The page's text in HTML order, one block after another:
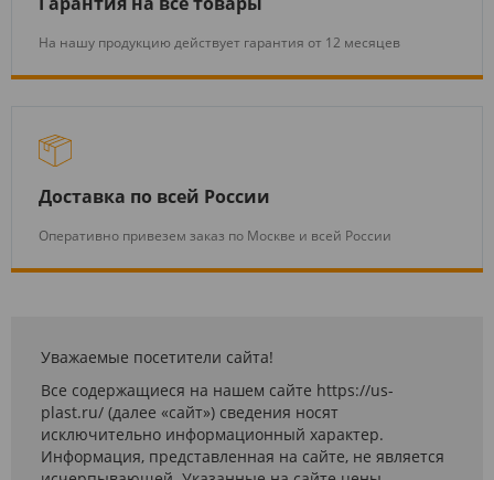
На нашу продукцию действует гарантия от 12 месяцев
Доставка по всей России
Оперативно привезем заказ по Москве и всей России
Уважаемые посетители сайта!
Все содержащиеся на нашем сайте https://us-
plast.ru/ (далее «сайт») сведения носят
исключительно информационный характер.
Информация, представленная на сайте, не является